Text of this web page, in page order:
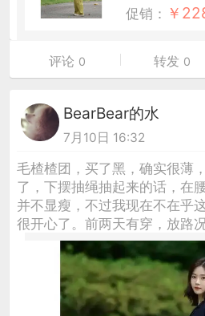
促销： ￥
评论 0 转发 0
BearBear的水
7月10日 16:32
毛楂楂团，买了黑，确实很薄
了，下摆抽绳抽起来的话，在
并不显瘦，不过我现在不在乎
很开心了。前两天有穿，放路况